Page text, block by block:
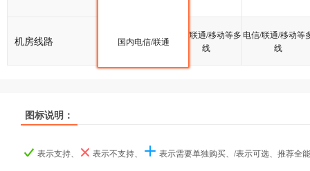
机房线路
线
电信/联通/移动等多
线
电信/联通/移动等
线
国内电信/联通
产品名称
产品名称
产品名称
图标说明：
表示支持、 表示不支持、 表示需要单独购买、/表示可选、推荐全